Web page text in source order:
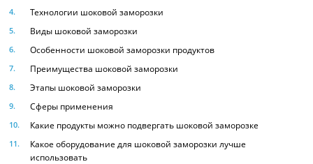
Технологии шоковой заморозки
Виды шоковой заморозки
Особенности шоковой заморозки продуктов
Преимущества шоковой заморозки
Этапы шоковой заморозки
Сферы применения
Какие продукты можно подвергать шоковой заморозке
Какое оборудование для шоковой заморозки лучше
использовать